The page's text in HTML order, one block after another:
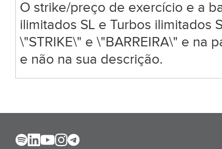
O strike/preço de exercício e a
ilimitados SL e Turbos ilimitados
\"STRIKE\" e \"BARREIRA\" e na
e não na sua descrição.